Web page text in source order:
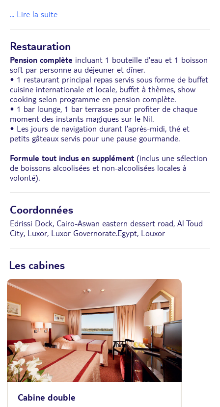
... Lire la suite
Restauration
Pension complète incluant 1 bouteille d'eau et 1 boisson
soft par personne au déjeuner et dîner.
• 1 restaurant principal repas servis sous forme de buffet
cuisine internationale et locale, buffet à thèmes, show
cooking selon programme en pension complète.
• 1 bar lounge, 1 bar terrasse pour profiter de chaque
moment des instants magiques sur le Nil.
• Les jours de navigation durant l’après-midi, thé et
petits gâteaux servis pour une pause gourmande.
Formule tout inclus en supplément (inclus une sélection
de boissons alcoolisées et non-alcoolisées locales à
volonté).
Coordonnées
Edrissi Dock, Cairo-Aswan eastern dessert road, Al Toud
City, Luxor, Luxor Governorate.Egypt, Louxor
Les cabines
Cabine double